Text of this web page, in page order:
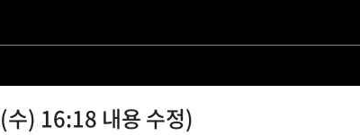
수) 16:18 내용 수정)